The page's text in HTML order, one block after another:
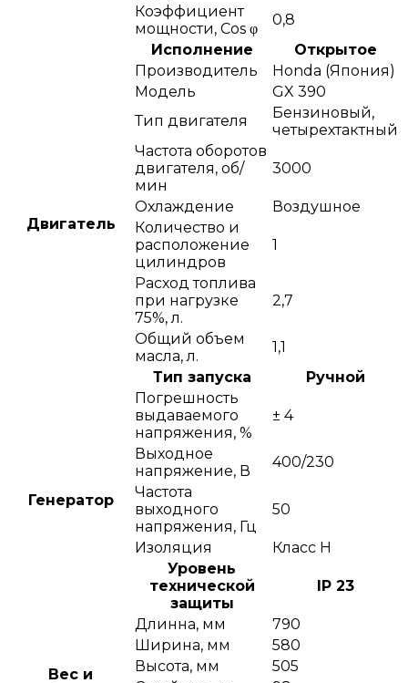
Коэффициент
мощности, Сos φ
0,8
Исполнение
Открытое
Двигатель
Производитель
Honda (Япония)
Модель
GX 390
Тип двигателя
Бензиновый,
четырехтактный
Частота оборотов
двигателя, об/
мин
3000
Охлаждение
Воздушное
Количество и
расположение
цилиндров
1
Расход топлива
при нагрузке
75%, л.
2,7
Общий объем
масла, л.
1,1
Тип запуска
Ручной
Генератор
Погрешность
выдаваемого
напряжения, %
± 4
Выходное
напряжение, В
400/230
Частота
выходного
напряжения, Гц
50
Изоляция
Класс H
Уровень
технической
защиты
IP 23
Вес и
Длинна, мм
790
Ширина, мм
580
Высота, мм
505